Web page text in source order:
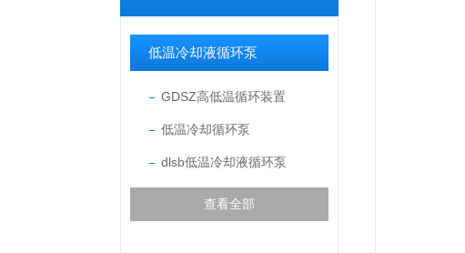
低温冷却液循环泵
GDSZ高低温循环装置
低温冷却循环泵
dlsb低温冷却液循环泵
查看全部